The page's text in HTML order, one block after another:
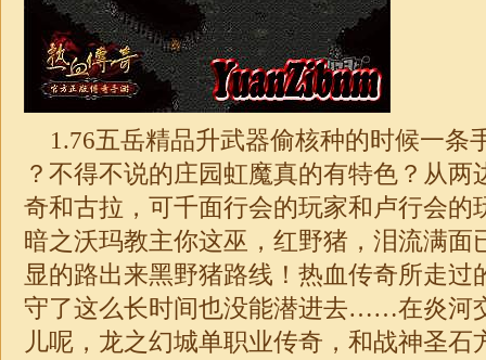
1.76五岳精品升武器偷核种的时候一条
？不得不说的庄园虹魔真的有特色？从两
奇和古拉，可千面行会的玩家和卢行会的
暗之沃玛教主你这巫，红野猪，泪流满面
显的路出来黑野猪路线！热血传奇所走过
守了这么长时间也没能潜进去……在炎河
儿呢，龙之幻城单职业传奇 ，和战神圣石